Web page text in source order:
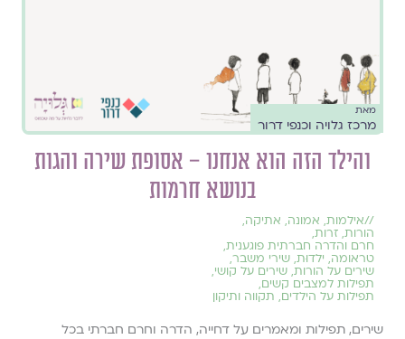
מאת
מרכז גלויה וכנפי דרור
והילד הזה הוא אנחנו – אסופת שירה והגות
בנושא חרמות
//אילמות, אמונה, אתיקה,
הורות, זרות,
חרם והדרה חברתית פוגענית,
טראומה, ילדוּת, שירי משבר,
שירים על הורות, שירים על קושי,
תפילות למצבים קשים,
תפילות על הילדים, תקווה ותיקון
שירים, תפילות ומאמרים על דחייה, הדרה וחרם חברתי בכל